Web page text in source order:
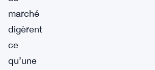
marché
digèrent
ce
qu’une